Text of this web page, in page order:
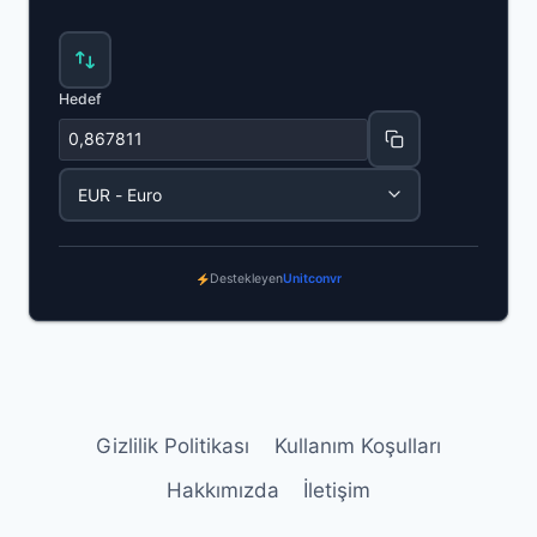
Hedef
DestekleyenUnitconvr
Gizlilik Politikası
Kullanım Koşulları
Hakkımızda
İletişim